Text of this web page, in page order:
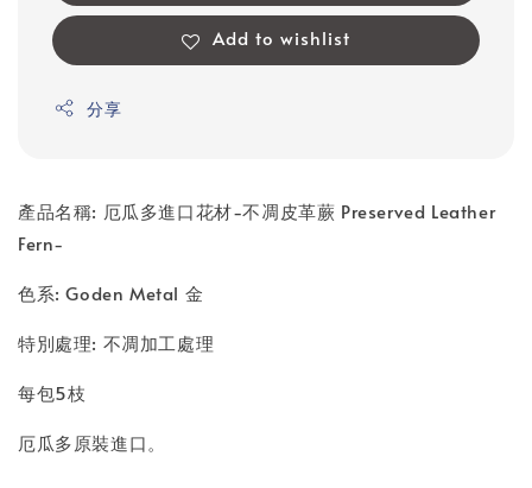
Add to wishlist
分享
產品名稱: 厄瓜多進口花材-不凋皮革蕨 Preserved Leather
Fern-
色系: Goden Metal 金
特別處理: 不凋加工處理
每包5枝
厄瓜多原裝進口。